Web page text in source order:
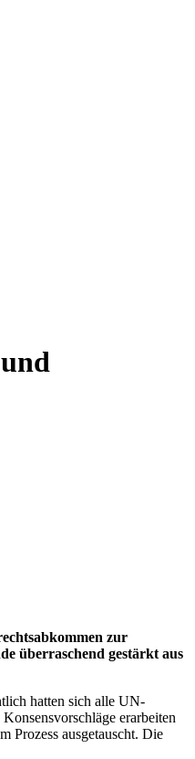
zur
überraschend gestärkt aus
hatten sich alle UN-
erarbeiten
Prozess ausgetauscht. Die